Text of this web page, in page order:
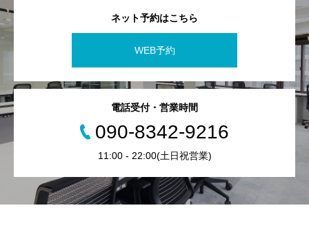
ネット予約はこちら
WEB予約
電話受付・営業時間
090-8342-9216
11:00 - 22:00(土日祝営業)